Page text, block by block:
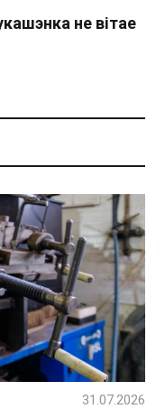
не вітае
31.07.2026